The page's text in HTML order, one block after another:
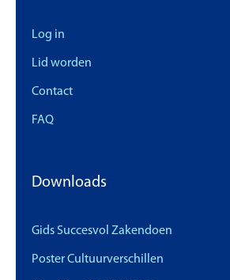
Log in
Lid worden
Contact
FAQ
Downloads
Gids Succesvol Zakendoen
Poster Cultuurverschillen